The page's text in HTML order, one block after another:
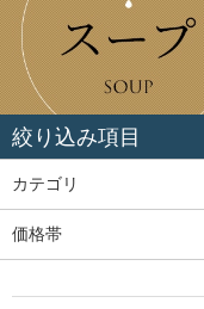
絞り込み項目
カテゴリ
価格帯